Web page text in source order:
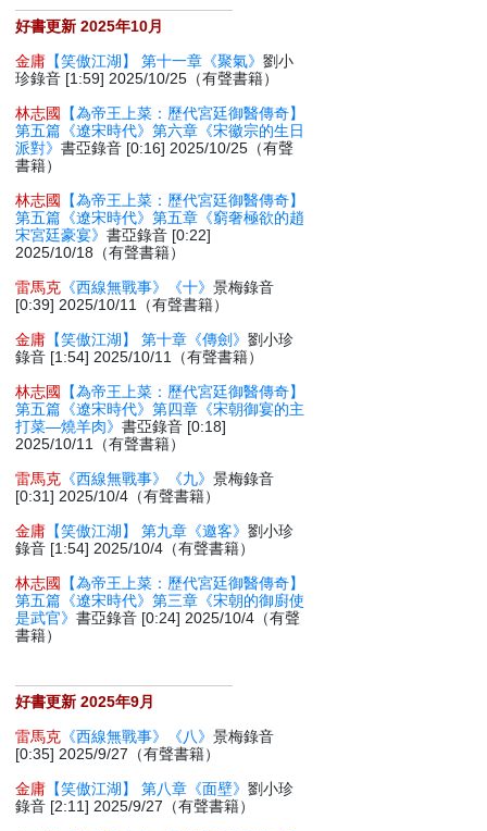
好書更新 2025年10月
金庸 【笑傲江湖】 第十一章《聚氣》劉小
珍錄音 [1:59] 2025/10/25（有聲書籍）
林志國
【為帝王上菜：歷代宮廷御醫傳奇】
第五篇《遼宋時代》第六章《宋徽宗的生日
派對》書亞錄音 [0:16] 2025/10/25（有聲
書籍）
林志國
【為帝王上菜：歷代宮廷御醫傳奇】
第五篇《遼宋時代》第五章《窮奢極欲的趙
宋宮廷豪宴》書亞錄音 [0:22]
2025/10/18（有聲書籍）
雷馬克 《西線無戰事》《十》景梅錄音
[0:39] 2025/10/11（有聲書籍）
金庸 【笑傲江湖】 第十章《傳劍》劉小珍
錄音 [1:54] 2025/10/11（有聲書籍）
林志國
【為帝王上菜：歷代宮廷御醫傳奇】
第五篇《遼宋時代》第四章《宋朝御宴的主
打菜—燒羊肉》書亞錄音 [0:18]
2025/10/11（有聲書籍）
雷馬克 《西線無戰事》《九》景梅錄音
[0:31] 2025/10/4（有聲書籍）
金庸 【笑傲江湖】 第九章《邀客》劉小珍
錄音 [1:54] 2025/10/4（有聲書籍）
林志國
【為帝王上菜：歷代宮廷御醫傳奇】
第五篇《遼宋時代》第三章《宋朝的御廚使
是武官》書亞錄音 [0:24] 2025/10/4（有聲
書籍）
好書更新 2025年9月
雷馬克 《西線無戰事》《八》景梅錄音
[0:35] 2025/9/27（有聲書籍）
金庸 【笑傲江湖】 第八章《面壁》劉小珍
錄音 [2:11] 2025/9/27（有聲書籍）